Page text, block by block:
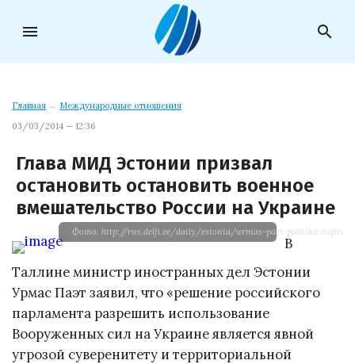
menu search
Главная → Международные отношения
03/03/2014 — 12:36
Глава МИД Эстонии призвал
остановить остановить военное
вмешательство России на Украине
Фото: http://rus.delfi.ee/daily/estonia/urmas-paet-politika-
В
Таллине министр иностранных дел Эстонии
Урмас Паэт заявил, что «решение российского
парламента разрешить использование
Вооруженных сил на Украине является явной
угрозой суверенитету и территориальной